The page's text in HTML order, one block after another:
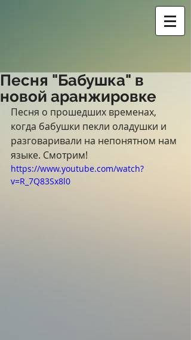
Песня "Бабушка" в
новой аранжировке
Песня о прошедших временах,
когда бабушки пекли оладушки и
разговаривали на непонятном нам
языке. Смотрим!
https://www.youtube.com/watch?
v=R_7Q83Sx8l0